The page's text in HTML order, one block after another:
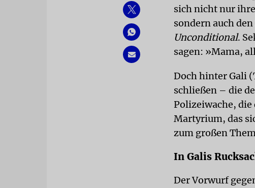
sich nicht nur
sondern auch
Unconditional.
sagen: »Mama,
Doch hinter Gali
schließen – die
Polizeiwache,
Martyrium, das
zum großen
In Galis
Der Vorwurf